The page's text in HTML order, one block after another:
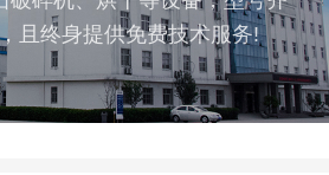
且终身提供免费技术服务!